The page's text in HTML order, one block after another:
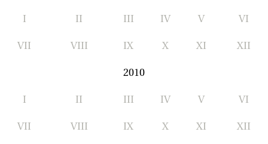
I II III IV V VI
VII VIII IX X XI XII
2010
I II III IV V VI
VII VIII IX X XI XII